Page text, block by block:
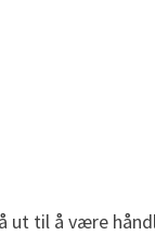
ut til å være